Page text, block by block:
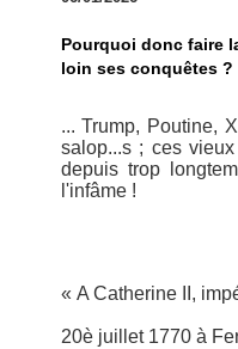
Pourquoi donc faire
loin ses conquêtes ?
... Trump, Poutine,
salop...s ; ces
depuis trop
l'infâme !
« A Catherine II,
20è juillet 1770 à